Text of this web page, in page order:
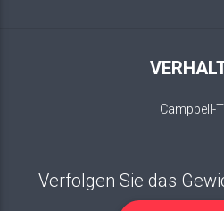
Campbell-
Verfolgen Sie das